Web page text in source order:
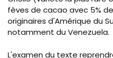
fèves de cacao avec 5%
originaires d'Amérique du
notamment du Venezuela.
L'examen du texte